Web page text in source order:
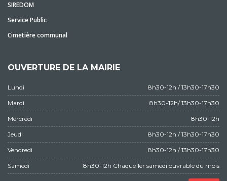
SIREDOM
Service Public
Cimetière communal
OUVERTURE DE LA MAIRIE
Lundi 8h30-12h / 13h30-17h30
Mardi 8h30-12h/ 13h30-17h30
Mercredi 8h30-12h
Jeudi 8h30-12h / 13h30-17h30
Vendredi 8h30-12h / 13h30-17h30
Samedi 8h30-12h Chaque 1er samedi ouvrable du mois